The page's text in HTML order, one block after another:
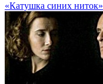
«Катушка синих ниток»